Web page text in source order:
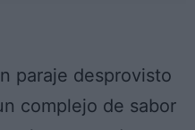
paraje desprovisto
complejo de sabor